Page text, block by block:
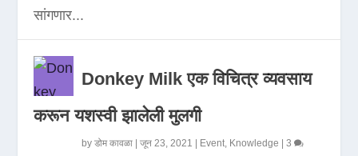
सांगणार...
Donkey Milk एक विचित्र व्यवसाय
करून यशस्वी झालेली मुलगी
byडोम कावळा |जून 23, 2021 Event, Knowledge |3